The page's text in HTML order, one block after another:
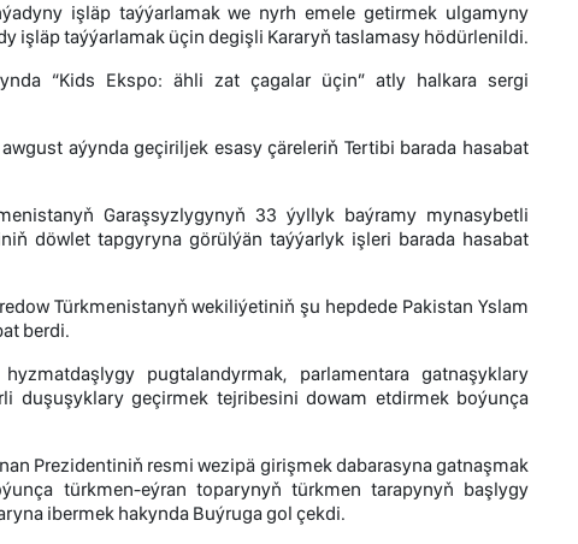
işläp taýýarlamak we nyrh emele getirmek ulgamyny
işläp taýýarlamak üçin degişli Kararyň taslamasy hödürlenildi.
“Kids Ekspo: ähli zat çagalar üçin” atly halkara sergi
aýynda geçiriljek esasy çäreleriň Tertibi barada hasabat
Garaşsyzlygynyň 33 ýyllyk baýramy mynasybetli
döwlet tapgyryna görülýän taýýarlyk işleri barada hasabat
Türkmenistanyň wekiliýetiniň şu hepdede Pakistan Yslam
berdi.
pugtalandyrmak, parlamentara gatnaşyklary
duşuşyklary geçirmek tejribesini dowam etdirmek boýunça
Prezidentiniň resmi wezipä girişmek dabarasyna gatnaşmak
türkmen-eýran toparynyň türkmen tarapynyň başlygy
ibermek hakynda Buýruga gol çekdi.